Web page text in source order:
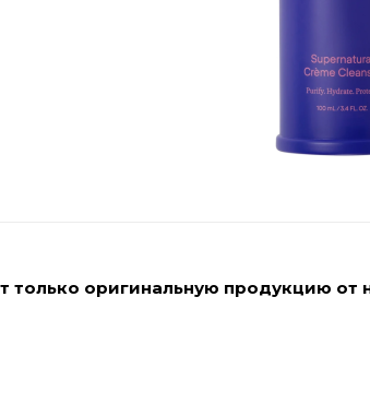
только оригинальную продукцию